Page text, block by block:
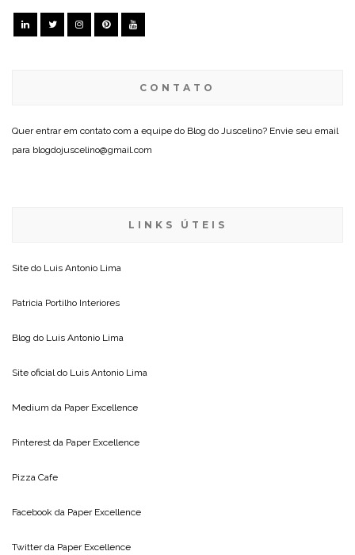
CONTATO
Quer entrar em contato com a equipe do Blog do Juscelino? Envie seu email
para blogdojuscelino@gmail.com
LINKS ÚTEIS
Site do Luis Antonio Lima
Patricia Portilho Interiores
Blog do Luis Antonio Lima
Site oficial do Luis Antonio Lima
Medium da Paper Excellence
Pinterest da Paper Excellence
Pizza Cafe
Facebook da Paper Excellence
Twitter da Paper Excellence